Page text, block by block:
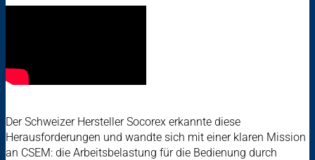
Der Schweizer Hersteller Socorex erkannte diese
Herausforderungen und wandte sich mit einer klaren Mission
an CSEM: die Arbeitsbelastung für die Bedienung durch